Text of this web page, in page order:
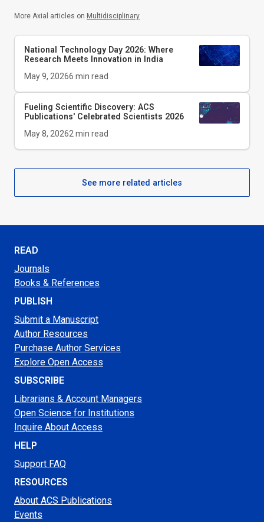
More Axial articles on Multidisciplinary
National Technology Day 2026: Where
Research Meets Innovation in India
May 9, 20266 min read
Fueling Scientific Discovery: ACS
Publications' Celebrated Scientists 2026
May 8, 20262 min read
See more related articles
READ
Journals
Books & References
PUBLISH
Submit a Manuscript
Author Resources
Purchase Author Services
Explore Open Access
SUBSCRIBE
Librarians & Account Managers
Open Science for Institutions
Inquire About Access
HELP
Support FAQ
RESOURCES
About ACS Publications
Events